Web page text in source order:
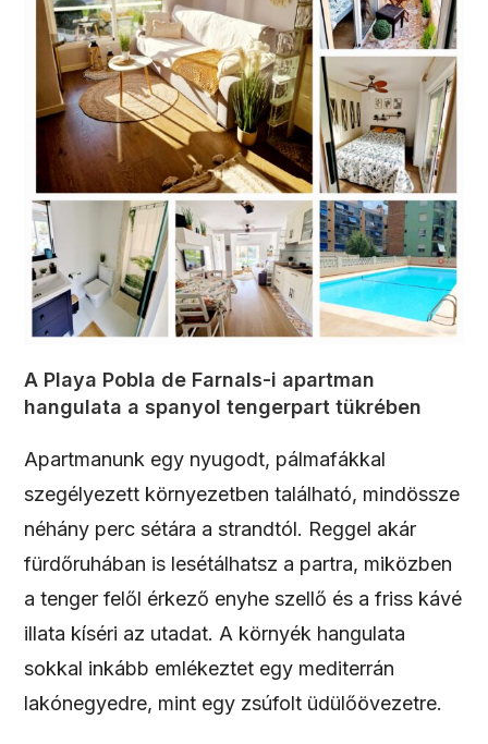
A Playa Pobla de Farnals-i apartman
hangulata a spanyol tengerpart tükrében
Apartmanunk egy nyugodt, pálmafákkal
szegélyezett környezetben található, mindössze
néhány perc sétára a strandtól. Reggel akár
fürdőruhában is lesétálhatsz a partra, miközben
a tenger felől érkező enyhe szellő és a friss kávé
illata kíséri az utadat. A környék hangulata
sokkal inkább emlékeztet egy mediterrán
lakónegyedre, mint egy zsúfolt üdülőövezetre.